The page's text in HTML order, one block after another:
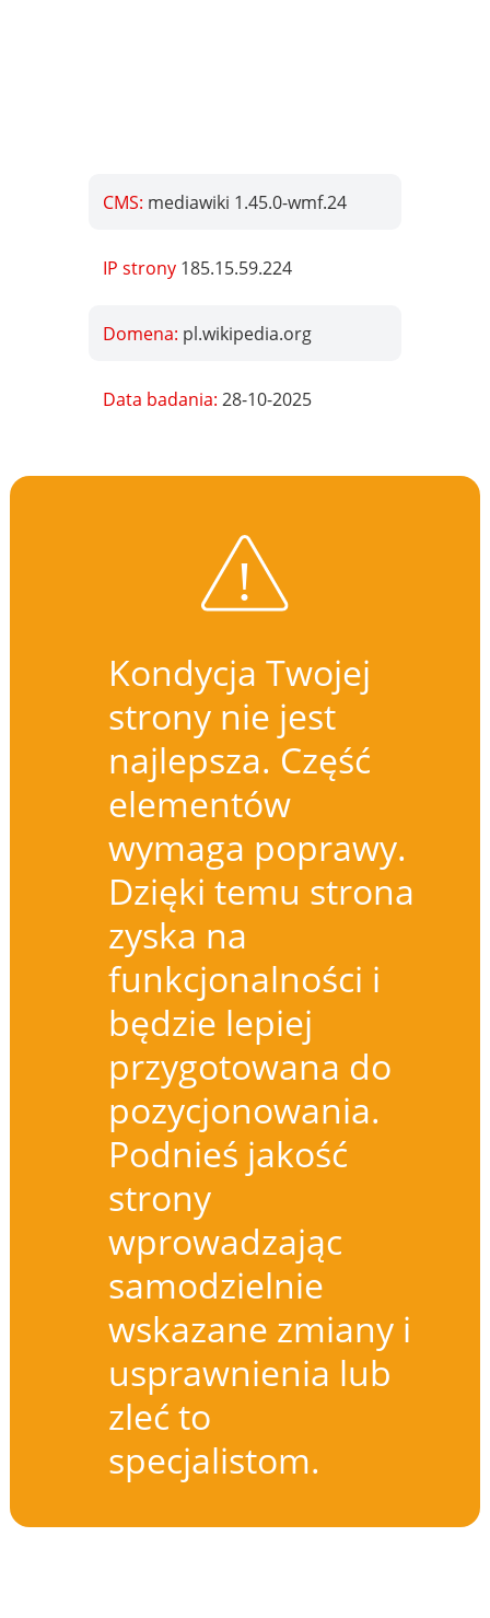
CMS: mediawiki 1.45.0-wmf.24
IP strony 185.15.59.224
Domena: pl.wikipedia.org
Data badania:28-10-2025
Kondycja Twojej
strony nie jest
najlepsza. Część
elementów
wymaga poprawy.
Dzięki temu strona
zyska na
funkcjonalności i
będzie lepiej
przygotowana do
pozycjonowania.
Podnieś jakość
strony
wprowadzając
samodzielnie
wskazane zmiany i
usprawnienia lub
zleć to
specjalistom.